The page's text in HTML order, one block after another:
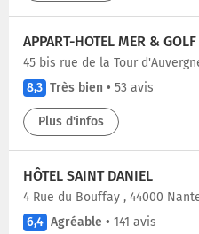
45 bis rue de la Tour
8,3 Très bien • 53 avis
Plus d'infos
HÔTEL SAINT DANIEL
4 Rue du Bouffay , 44000
6,4 Agréable • 141 avis